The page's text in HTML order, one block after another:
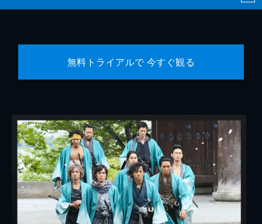
無料トライアルで 今すぐ観る